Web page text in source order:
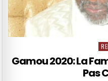
Gamou 2020: La
Pas